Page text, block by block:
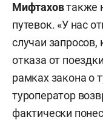
Мифтаховтакже
путевок. «У нас
случаи
отказа от
рамках закона о
туроператор
фактически